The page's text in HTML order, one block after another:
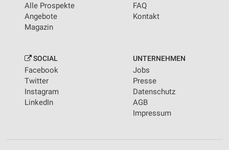
Alle Prospekte
Angebote
Magazin
FAQ
Kontakt
SOCIAL
Facebook
Twitter
Instagram
LinkedIn
UNTERNEHMEN
Jobs
Presse
Datenschutz
AGB
Impressum